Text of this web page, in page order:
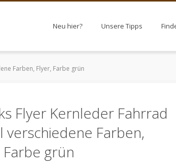
Neu hier? Unsere Tipps
Farben, Flyer, Farbe grün
Flyer Kernleder Fahrrad
verschiedene Farben,
Farbe grün